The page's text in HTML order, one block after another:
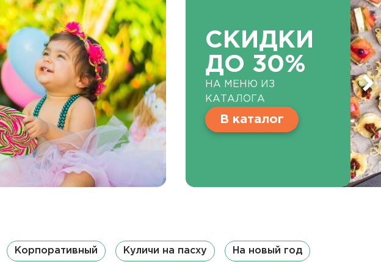
СКИДКИ
ДО 30%
НА МЕНЮ ИЗ
КАТАЛОГА
В каталог
Корпоративный Куличи на пасху На новый год